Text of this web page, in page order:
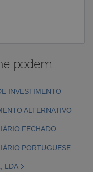
podem
INVESTIMENTO
ALTERNATIVO
FECHADO
PORTUGUESE
LDA